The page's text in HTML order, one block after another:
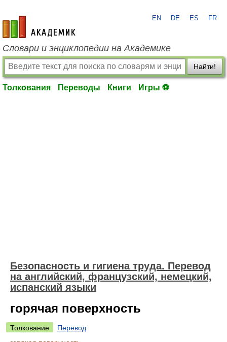
academic.ru
EN DE ES FR
Словари и энциклопедии на Академике
Найти!
Толкования Переводы Книги Игры ⚽
Безопасность и гигиена труда. Перевод
на английский, французский, немецкий,
испанский языки
горячая поверхность
Толкование
Перевод